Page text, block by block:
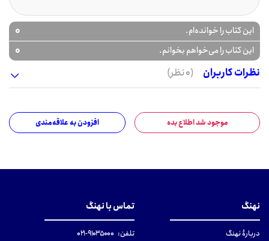
این کتاب را خوانده‌ام. 0
این کتاب را می‌خواهم بخوانم.
0
نظرات کاربران
(0 نظر)
موجود شد اطلاع بده افزودن به علاقه‌مندی
نهنگ
دربارهٔ نهنگ
تماس با نهنگ
تلفن: ۹۱۰۳۵۰۰۰-۰۲۱